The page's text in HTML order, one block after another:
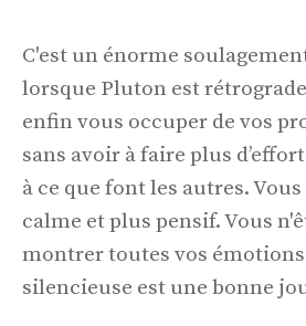
C'est un énorme
lorsque Pluton est
enfin vous occuper de vos
sans avoir à faire plus
à ce que font les autres.
calme et plus pensif. Vous
montrer toutes vos
silencieuse est une bonne